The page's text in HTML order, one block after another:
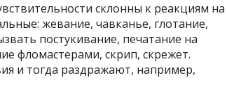
склонны к реакциям на
жевание, чавканье, глотание,
постукивание, печатание на
фломастерами, скрип, скрежет.
и тогда раздражают, например,